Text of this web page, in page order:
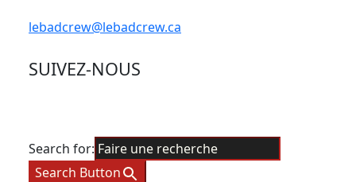
lebadcrew@lebadcrew.ca
SUIVEZ-NOUS
Search for:
Search Button